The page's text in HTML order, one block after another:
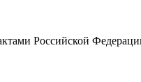
Российской